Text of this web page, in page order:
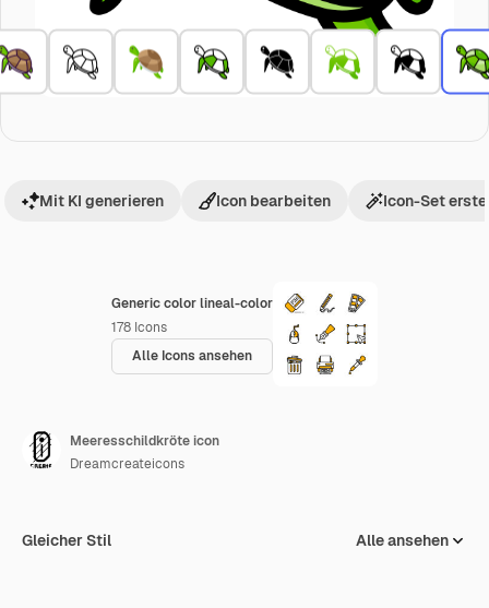
Generic color lineal-color
178 Icons
Alle Icons ansehen
Mit KI generieren Icon bearbeiten Icon-Set
Meeresschildkröte icon
Dreamcreateicons
Gleicher Stil Alle ansehen